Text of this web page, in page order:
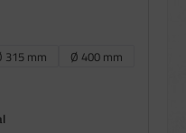
315 mm
Ø 400 mm